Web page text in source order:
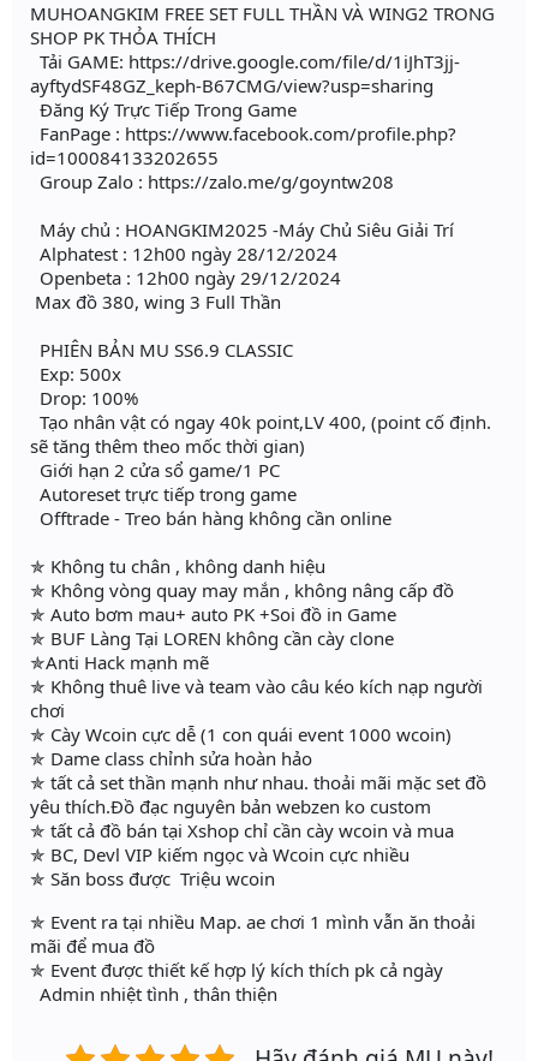
MUHOANGKIM FREE SET FULL THẦN VÀ WING2 TRONG
SHOP PK THỎA THÍCH
Tải GAME: https://drive.google.com/file/d/1iJhT3jj-
ayftydSF48GZ_keph-B67CMG/view?usp=sharing
Đăng Ký Trực Tiếp Trong Game
FanPage : https://www.facebook.com/profile.php?
id=100084133202655
Group Zalo : https://zalo.me/g/goyntw208
Máy chủ : HOANGKIM2025 -Máy Chủ Siêu Giải Trí
Alphatest : 12h00 ngày 28/12/2024
Openbeta : 12h00 ngày 29/12/2024
Max đồ 380, wing 3 Full Thần
PHIÊN BẢN MU SS6.9 CLASSIC
Exp: 500x
Drop: 100%
Tạo nhân vật có ngay 40k point,LV 400, (point cố định.
sẽ tăng thêm theo mốc thời gian)
Giới hạn 2 cửa sổ game/1 PC
Autoreset trực tiếp trong game
Offtrade - Treo bán hàng không cần online
✯ Không tu chân , không danh hiệu
✯ Không vòng quay may mắn , không nâng cấp đồ
✯ Auto bơm mau+ auto PK +Soi đồ in Game
✯ BUF Làng Tại LOREN không cần cày clone
✯Anti Hack mạnh mẽ
✯ Không thuê live và team vào câu kéo kích nạp người
chơi
✯ Cày Wcoin cực dễ (1 con quái event 1000 wcoin)
✯ Dame class chỉnh sửa hoàn hảo
✯ tất cả set thần mạnh như nhau. thoải mãi mặc set đồ
yêu thích.Đồ đạc nguyên bản webzen ko custom
✯ tất cả đồ bán tại Xshop chỉ cần cày wcoin và mua
✯ BC, Devl VIP kiếm ngọc và Wcoin cực nhiều
✯ Săn boss được Triệu wcoin
✯ Event ra tại nhiều Map. ae chơi 1 mình vẫn ăn thoải
mãi để mua đồ
✯ Event được thiết kế hợp lý kích thích pk cả ngày
Admin nhiệt tình , thân thiện